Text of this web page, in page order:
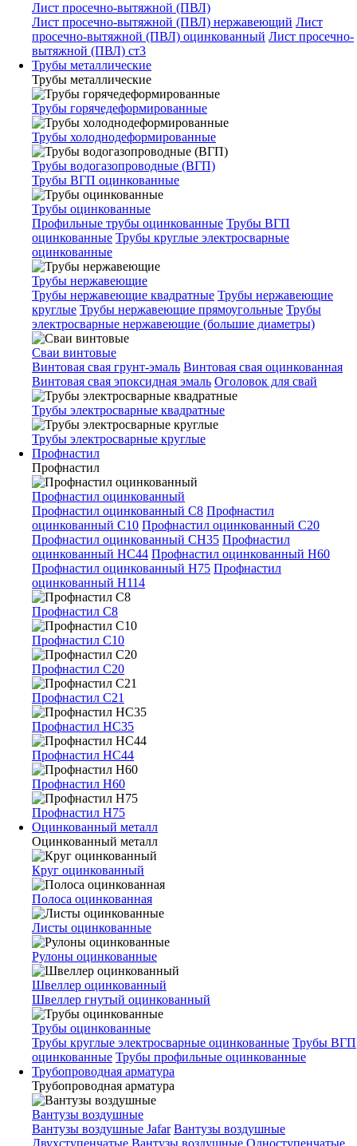
Лист просечно-вытяжной (ПВЛ)
Лист просечно-вытяжной (ПВЛ) нержавеющий Лист
просечно-вытяжной (ПВЛ) оцинкованный Лист просечно-
вытяжной (ПВЛ) ст3
Трубы металлические
Трубы металлические
Трубы горячедеформированные
Трубы холоднодеформированные
Трубы водогазопроводные (ВГП)
Трубы ВГП оцинкованные
Трубы оцинкованные
Профильные трубы оцинкованные Трубы ВГП
оцинкованные Трубы круглые электросварные
оцинкованные
Трубы нержавеющие
Трубы нержавеющие квадратные Трубы нержавеющие
круглые Трубы нержавеющие прямоугольные Трубы
электросварные нержавеющие (большие диаметры)
Сваи винтовые
Винтовая свая грунт-эмаль Винтовая свая оцинкованная
Винтовая свая эпоксидная эмаль Оголовок для свай
Трубы электросварные квадратные
Трубы электросварные круглые
Профнастил
Профнастил
Профнастил оцинкованный
Профнастил оцинкованный С8 Профнастил
оцинкованный С10 Профнастил оцинкованный С20
Профнастил оцинкованный СН35 Профнастил
оцинкованный НС44 Профнастил оцинкованный Н60
Профнастил оцинкованный Н75 Профнастил
оцинкованный Н114
Профнастил С8
Профнастил С10
Профнастил С20
Профнастил С21
Профнастил НС35
Профнастил НС44
Профнастил Н60
Профнастил Н75
Оцинкованный металл
Оцинкованный металл
Круг оцинкованный
Полоса оцинкованная
Листы оцинкованные
Рулоны оцинкованные
Швеллер оцинкованный
Швеллер гнутый оцинкованный
Трубы оцинкованные
Трубы круглые электросварные оцинкованные Трубы ВГП
оцинкованные Трубы профильные оцинкованные
Трубопроводная арматура
Трубопроводная арматура
Вантузы воздушные
Вантузы воздушные Jafar Вантузы воздушные
Двухступенчатые Вантузы воздушные Одноступенчатые